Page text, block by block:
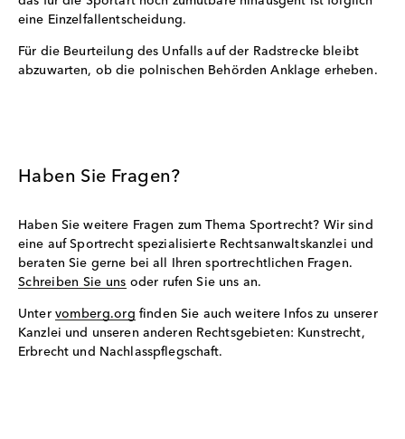
eine Einzelfallentscheidung.
Für die Beurteilung des Unfalls auf der Radstrecke bleibt
abzuwarten, ob die polnischen Behörden Anklage erheben.
Haben Sie Fragen?
Haben Sie weitere Fragen zum Thema Sportrecht? Wir sind
eine auf Sportrecht spezialisierte Rechtsanwaltskanzlei und
beraten Sie gerne bei all Ihren sportrechtlichen Fragen.
Schreiben Sie uns oder rufen Sie uns an.
Unter vomberg.org finden Sie auch weitere Infos zu unserer
Kanzlei und unseren anderen Rechtsgebieten: Kunstrecht,
Erbrecht und Nachlasspflegschaft.